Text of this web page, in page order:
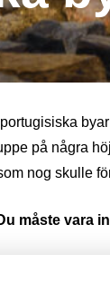
på några
nog skulle
måste vara